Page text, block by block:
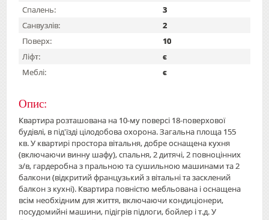
Спалень:
3
Санвузлів:
2
Поверх:
10
Ліфт:
є
Меблі:
є
Опис:
Квартира розташована на 10-му поверсі 18-поверхової
будівлі, в під'їзді цілодобова охорона. Загальна площа 155
кв. У квартирі простора вітальня, добре оснащена кухня
(включаючи винну шафу), спальня, 2 дитячі, 2 повноцінних
з/в, гардеробна з пральною та сушильною машинами та 2
балкони (відкритий французький з вітальні та засклений
балкон з кухні). Квартира повністю мебльована і оснащена
всім необхідним для життя, включаючи кондиціонери,
посудомийні машини, підігрів підлоги, бойлер і т.д. У